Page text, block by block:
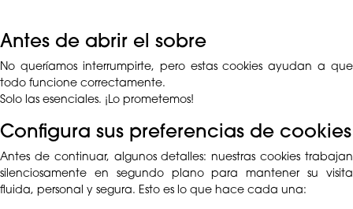
Antes de abrir el sobre
No queríamos interrumpirte, pero estas cookies ayudan a que
todo funcione correctamente.
Solo las esenciales. ¡Lo prometemos!
Configura sus preferencias de cookies
Antes de continuar, algunos detalles: nuestras cookies trabajan
silenciosamente en segundo plano para mantener su visita
fluida, personal y segura. Esto es lo que hace cada una: